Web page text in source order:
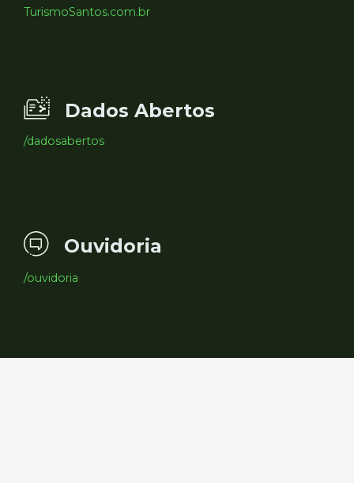
TurismoSantos.com.br
Dados Abertos
/dadosabertos
Ouvidoria
/ouvidoria